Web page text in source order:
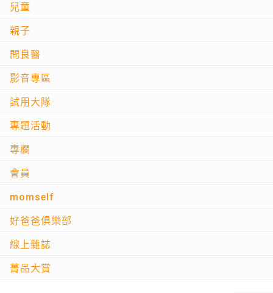
兒童
親子
問良醫
影音專區
試用大隊
專題活動
專欄
會員
momself
好爸爸俱樂部
線上雜誌
菁品大賞